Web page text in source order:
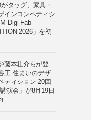
タッグ、家具・
インコンペティシ
Digi Fab
2026」を初
藤本壮介らが登
工 住まいのデザ
ティション 20回
演会」が8月19日